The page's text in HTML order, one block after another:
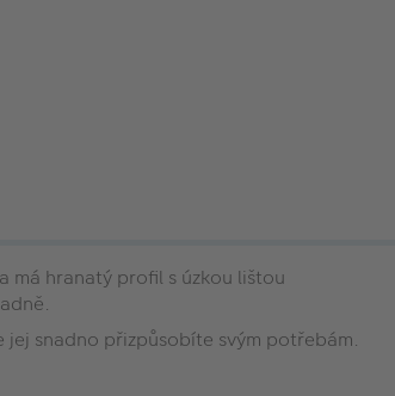
a má hranatý profil s úzkou lištou
jej snadno přizpůsobíte svým potřebám.